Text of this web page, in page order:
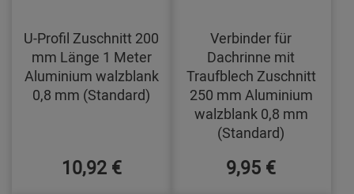
U-Profil Zuschnitt 200
mm Länge 1 Meter
Aluminium walzblank
0,8 mm (Standard)
10,92 €
Verbinder für
Dachrinne mit
Traufblech Zuschnitt
250 mm Aluminium
walzblank 0,8 mm
(Standard)
9,95 €